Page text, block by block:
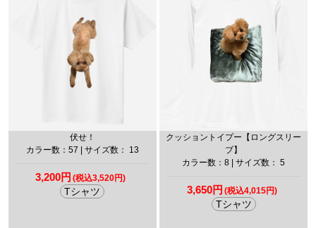
伏せ！
カラー数：57 | サイズ数： 13
3,200円 (税込3,520円)
Tシャツ
クッショントイプー【ロングスリー
ブ】
カラー数：8 | サイズ数： 5
3,650円 (税込4,015円)
Tシャツ